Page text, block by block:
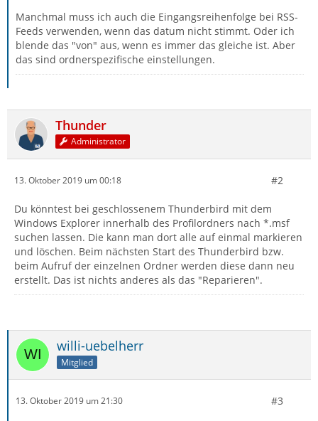
Manchmal muss ich auch die Eingangsreihenfolge bei RSS-
Feeds verwenden, wenn das datum nicht stimmt. Oder ich
blende das "von" aus, wenn es immer das gleiche ist. Aber
das sind ordnerspezifische einstellungen.
Thunder
Administrator
13. Oktober 2019 um 00:18 #2
Du könntest bei geschlossenem Thunderbird mit dem
Windows Explorer innerhalb des Profilordners nach *.msf
suchen lassen. Die kann man dort alle auf einmal markieren
und löschen. Beim nächsten Start des Thunderbird bzw.
beim Aufruf der einzelnen Ordner werden diese dann neu
erstellt. Das ist nichts anderes als das "Reparieren".
willi-uebelherr
Mitglied
13. Oktober 2019 um 21:30 #3